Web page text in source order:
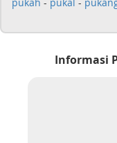
Informasi